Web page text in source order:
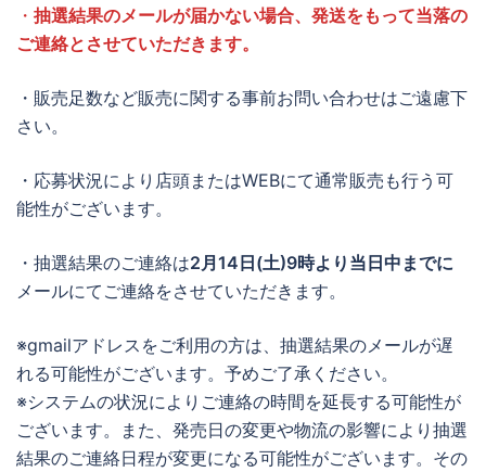
・ 抽選結果のメールが届かない場合、発送をもって当落の
ご連絡とさせていただきます。
・販売足数など販売に関する事前お問い合わせはご遠慮下
さい。
・応募状況により店頭またはWEBにて通常販売も行う可
能性がございます。
・抽選結果のご連絡は2月14日(土)9時より当日中までに
メールにてご連絡をさせていただきます。
※gmailアドレスをご利用の方は、抽選結果のメールが遅
れる可能性がございます。予めご了承ください。
※システムの状況によりご連絡の時間を延長する可能性が
ございます。また、発売日の変更や物流の影響により抽選
結果のご連絡日程が変更になる可能性がございます。その